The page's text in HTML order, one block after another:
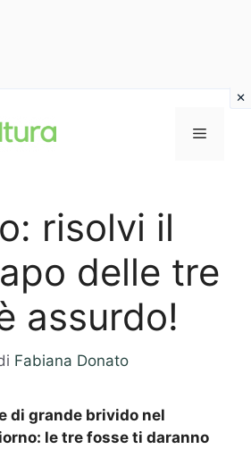
MENU
risolvi il
delle tre
assurdo!
Fabiana Donato
di grande brivido nel
le tre fosse ti daranno